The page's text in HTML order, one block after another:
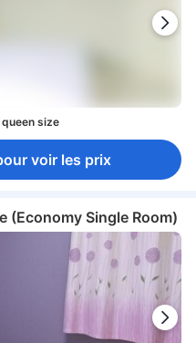
queen size
voir les prix
(Economy Single Room)